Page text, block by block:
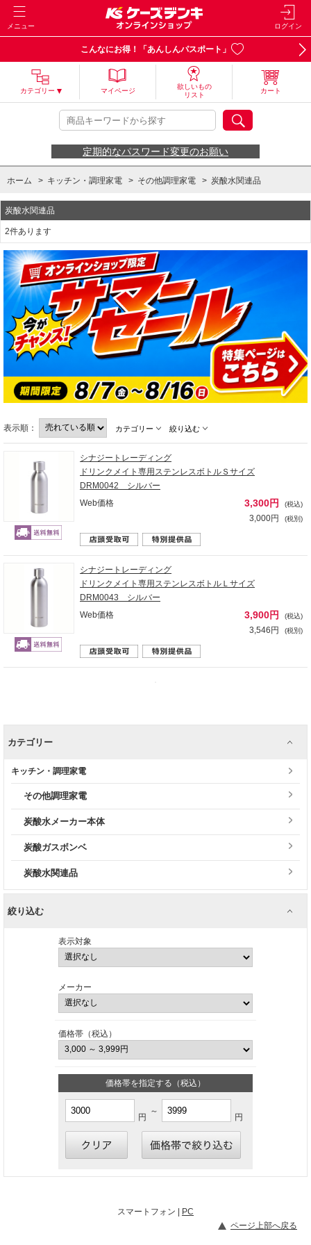
メニュー ログイン
こんなにお得！「あんしんパスポート」
カテゴリー マイページ
欲しいもの
リスト
カート
定期的なパスワード変更のお願い
ホーム > キッチン・調理家電 > その他調理家電 > 炭酸水関連品
炭酸水関連品
2件あります
表示順： カテゴリー 絞り込む
シナジートレーディング
ドリンクメイト専用ステンレスボトルＳサイズ
DRM0042 シルバー
Web価格
3,300円 (税込)
3,000円 (税別)
シナジートレーディング
ドリンクメイト専用ステンレスボトルＬサイズ
DRM0043 シルバー
Web価格
3,900円 (税込)
3,546円 (税別)
カテゴリー
キッチン・調理家電
その他調理家電
炭酸水メーカー本体
炭酸ガスボンベ
炭酸水関連品
絞り込む
表示対象
メーカー
価格帯（税込）
価格帯を指定する（税込）
円
～
円
スマートフォン | PC
ページ上部へ戻る